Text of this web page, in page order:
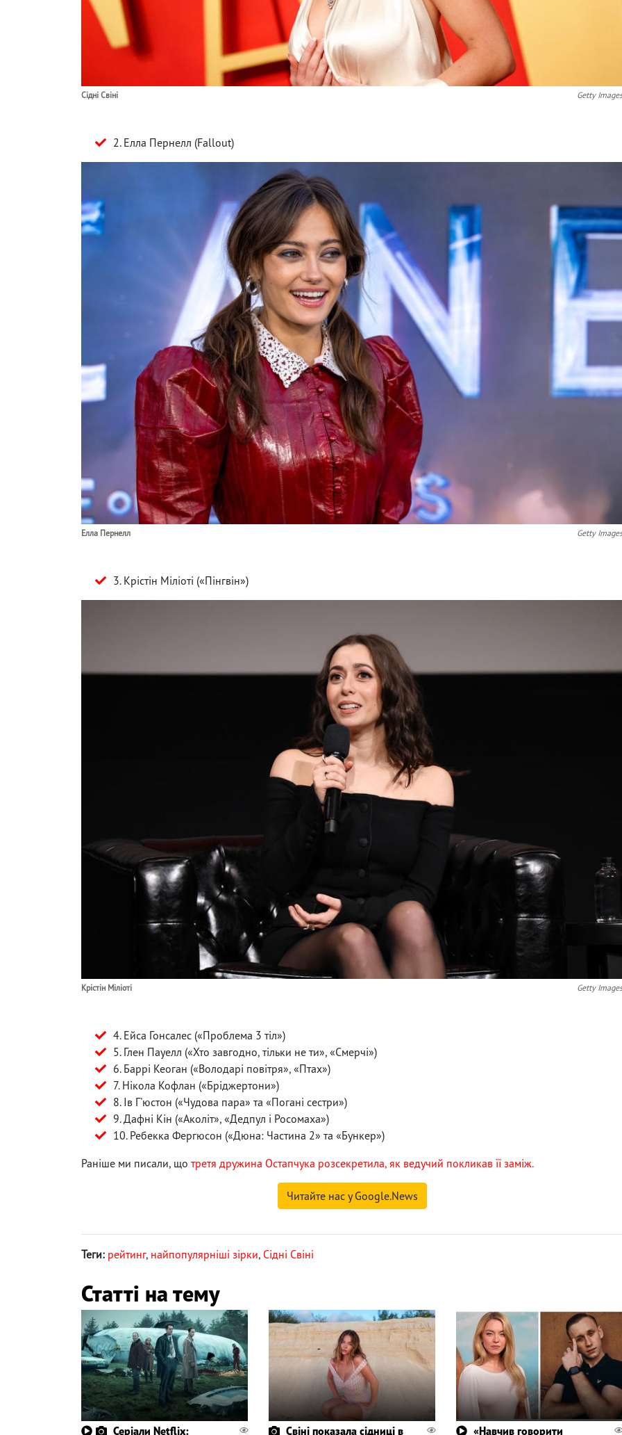
Сідні Свіні Getty Images
2. Елла Пернелл (Fallout)
Елла Пернелл Getty Images
3. Крістін Міліоті («Пінгвін»)
Крістін Міліоті Getty Images
4. Ейса Гонсалес («Проблема 3 тіл»)
5. Глен Пауелл («Хто завгодно, тільки не ти», «Смерчі»)
6. Баррі Кеоган («Володарі повітря», «Птах»)
7. Нікола Кофлан («Бріджертони»)
8. Ів Г'юстон («Чудова пара» та «Погані сестри»)
9. Дафні Кін («Аколіт», «Дедпул і Росомаха»)
10. Ребекка Фергюсон («Дюна: Частина 2» та «Бункер»)
Раніше ми писали, що третя дружина Остапчука розсекретила, як ведучий покликав її заміж.
Читайте нас у Google.News
Теги: рейтинг, найпопулярніші зірки, Сідні Свіні
Статті на тему
Серіали Netflix: Свіні показала сідниці в «Навчив говорити